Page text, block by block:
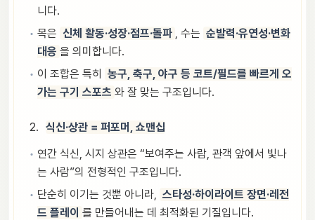
니다.
목은 신체 활동·성장·점프·돌파 , 수는 순발력·유연성·변화
대응 을 의미합니다.
이 조합은 특히
농구, 축구, 야구 등 코트/필드를 빠르게 오
가는 구기 스포츠 와 잘 맞는 구조입니다.
식신·상관 = 퍼포머, 쇼맨십
연간 식신, 시지 상관은 “보여주는 사람, 관객 앞에서 빛나
는 사람”의 전형적인 구조입니다.
단순히 이기는 것뿐 아니라, 스타성·하이라이트 장면·레전
드 플레이 를 만들어내는 데 최적화된 기질입니다.